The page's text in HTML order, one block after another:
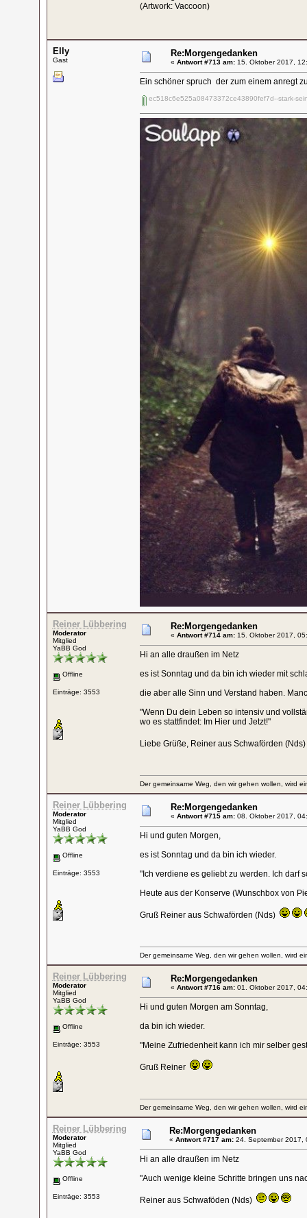
(Artwork: Vaccoon)
Elly
Gast
Re:Morgengedanken
« Antwort #713 am:15. Oktober 2017,
Ein schöner spruch der zum einem anregt
ec518c6e525a08473372ce43890fef7d--stark-
Reiner Lübbering
Moderator
Mitglied
YaBB God
Offline
Einträge: 3553
Re:Morgengedanken
« Antwort #714 am:15. Oktober 2017,
Hi an alle draußen im Netz
es ist Sonntag und da bin ich wieder mit
die aber alle Sinn und Verstand haben.
"Wenn Du dein Leben so intensiv und
wo es stattfindet: Im Hier und Jetzt!"
Liebe Grüße, Reiner aus Schwaförden
Der gemeinsame Weg, den wir gehen wollen, wird
Reiner Lübbering
Moderator
Mitglied
YaBB God
Offline
Einträge: 3553
Re:Morgengedanken
« Antwort #715 am:08. Oktober 2017,
Hi und guten Morgen,
es ist Sonntag und da bin ich wieder.
"Ich verdiene es geliebt zu werden. Ich darf
Heute aus der Konserve (Wunschbox von
Gruß Reiner aus Schwaförden (Nds)
Der gemeinsame Weg, den wir gehen wollen, wird
Reiner Lübbering
Moderator
Mitglied
YaBB God
Offline
Einträge: 3553
Re:Morgengedanken
« Antwort #716 am:01. Oktober 2017,
Hi und guten Morgen am Sonntag,
da bin ich wieder.
"Meine Zufriedenheit kann ich mir selber
Gruß Reiner
Der gemeinsame Weg, den wir gehen wollen, wird
Reiner Lübbering
Moderator
Mitglied
YaBB God
Offline
Einträge: 3553
Re:Morgengedanken
« Antwort #717 am:24. September 2017,
Hi an alle draußen im Netz
"Auch wenige kleine Schritte bringen uns
Reiner aus Schwaföden (Nds)